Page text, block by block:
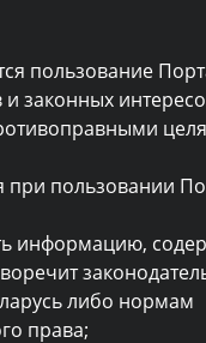
пользование
законных
при пользовании
информацию,
либо нормам
права;